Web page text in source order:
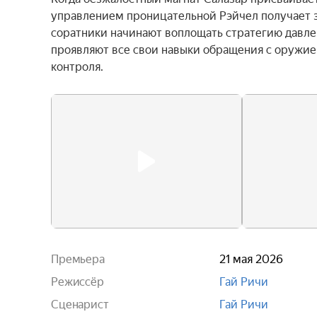
управлением проницательной Рэйчел
соратники начинают воплощать стратегию
проявляют все свои навыки обращения с
контроля.
Премьера
21 мая 2026
Режиссёр
Гай Ричи
Сценарист
Гай Ричи